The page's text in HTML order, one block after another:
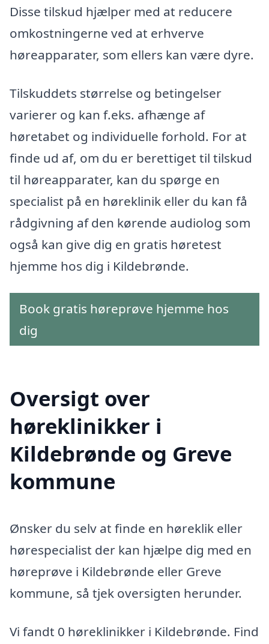
Disse tilskud hjælper med at reducere
omkostningerne ved at erhverve
høreapparater, som ellers kan være dyre.
Tilskuddets størrelse og betingelser
varierer og kan f.eks. afhænge af
høretabet og individuelle forhold. For at
finde ud af, om du er berettiget til tilskud
til høreapparater, kan du spørge en
specialist på en høreklinik eller du kan få
rådgivning af den kørende audiolog som
også kan give dig en gratis høretest
hjemme hos dig i Kildebrønde.
Book gratis høreprøve hjemme hos
dig
Oversigt over
høreklinikker i
Kildebrønde og Greve
kommune
Ønsker du selv at finde en høreklik eller
hørespecialist der kan hjælpe dig med en
høreprøve i Kildebrønde eller Greve
kommune, så tjek oversigten herunder.
Vi fandt 0 høreklinikker i Kildebrønde. Find